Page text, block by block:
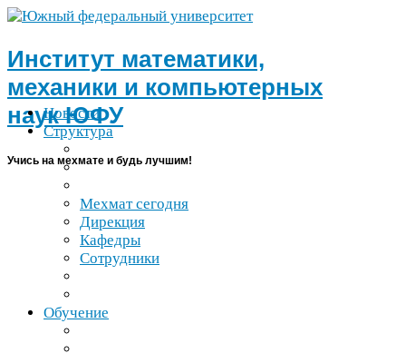
Институт математики,
механики и компьютерных
наукЮФУ
Учись на мехмате и будь лучшим!
Новости
Структура
Мехмат сегодня
Дирекция
Кафедры
Сотрудники
Обучение